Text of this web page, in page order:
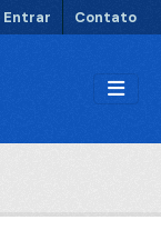
Entrar Contato